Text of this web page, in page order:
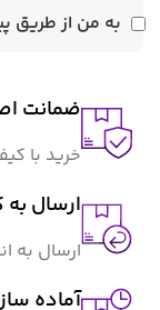
به من از طریق
ضمانت
خرید با
ارسال
ارسال به
آماده سازی ۳ تا ۴